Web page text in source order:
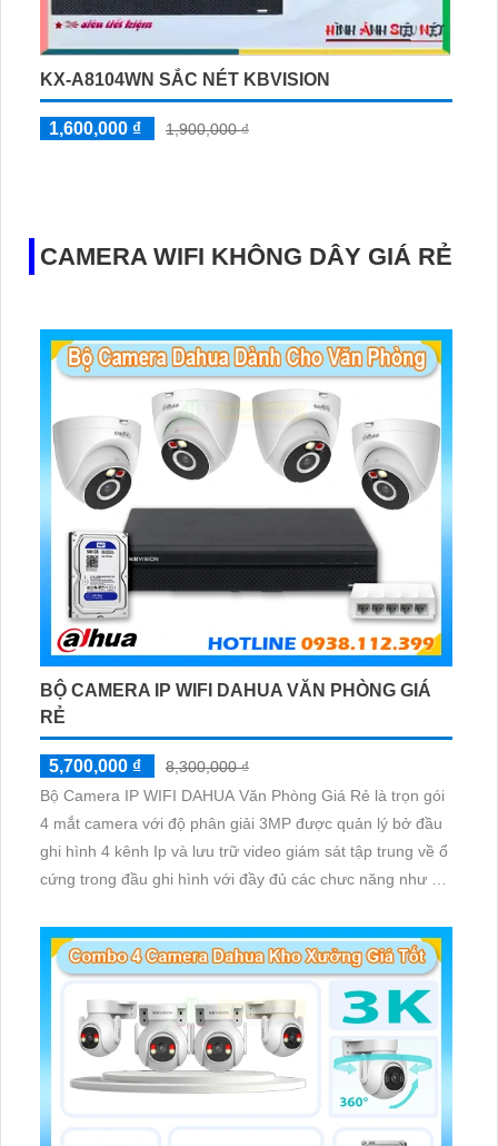
KX-A8104WN SẮC NÉT KBVISION
1,600,000 ₫ 1,900,000 ₫
CAMERA WIFI KHÔNG DÂY GIÁ RẺ
BỘ CAMERA IP WIFI DAHUA VĂN PHÒNG GIÁ
RẺ
5,700,000 ₫
8,300,000 ₫
Bộ Camera IP WIFI DAHUA Văn Phòng Giá Rẻ là trọn gói
4 mắt camera với độ phân giải 3MP được quản lý bở đầu
ghi hình 4 kênh Ip và lưu trữ video giám sát tập trung về ổ
cứng trong đầu ghi hình với đầy đủ các chưc năng như AI
giám sát có màu vào ban đêm